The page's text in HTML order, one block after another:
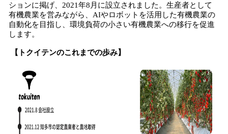
ションに掲げ、2021年8月に設立されました。生産者として
有機農業を営みながら、AIやロボットを活用した有機農業の
自動化を目指し、環境負荷の小さい有機農業への移行を促進
します。
【トクイテンのこれまでの歩み】